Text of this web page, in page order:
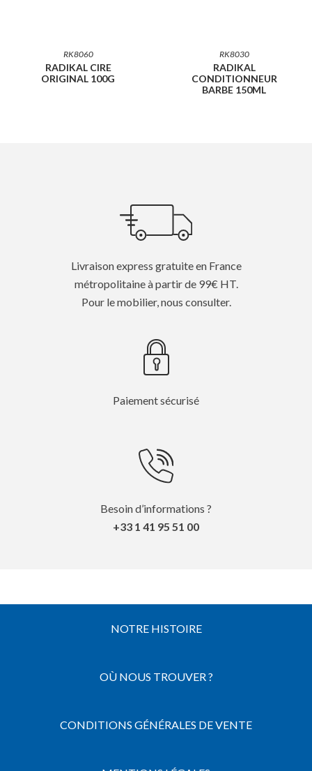
RK8060
RADIKAL CIRE
ORIGINAL 100G
RK8030
RADIKAL
CONDITIONNEUR
BARBE 150ML
Livraison express gratuite en France
métropolitaine à partir de 99€ HT.
Pour le mobilier, nous consulter.
Paiement sécurisé
Besoin d’informations ?
+33 1 41 95 51 00
NOTRE HISTOIRE
OÙ NOUS TROUVER ?
CONDITIONS GÉNÉRALES DE VENTE